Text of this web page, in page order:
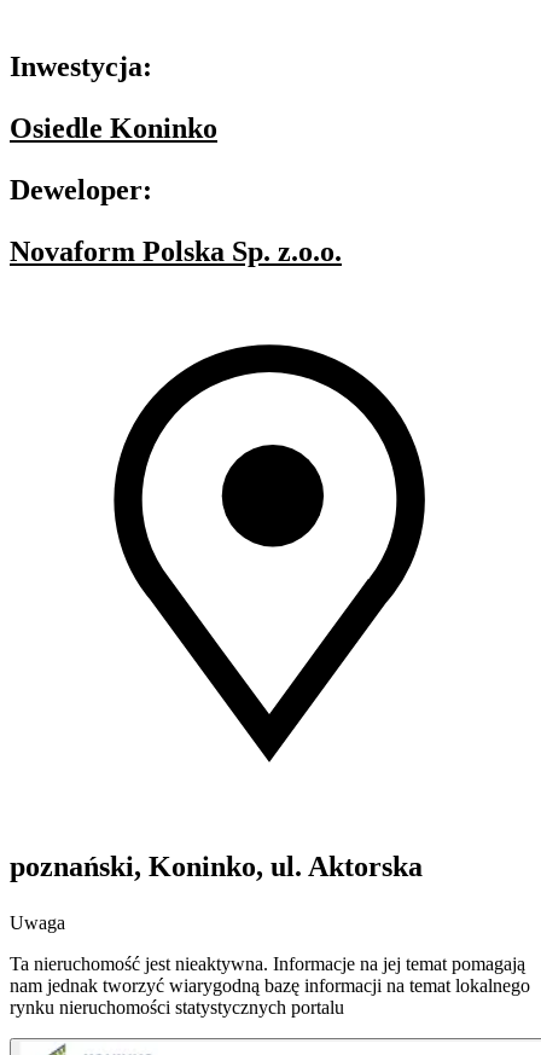
Inwestycja:
Osiedle Koninko
Deweloper:
Novaform Polska Sp. z.o.o.
poznański, Koninko, ul. Aktorska
Uwaga
Ta nieruchomość jest nieaktywna. Informacje na jej temat pomagają
nam jednak tworzyć wiarygodną bazę informacji na temat lokalnego
rynku nieruchomości statystycznych portalu